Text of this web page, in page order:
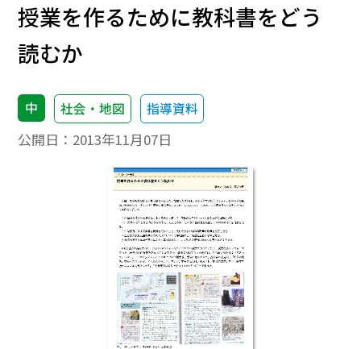
授業を作るために教科書をどう
読むか
中 社会・地図 指導資料
公開日： 2013年11月07日